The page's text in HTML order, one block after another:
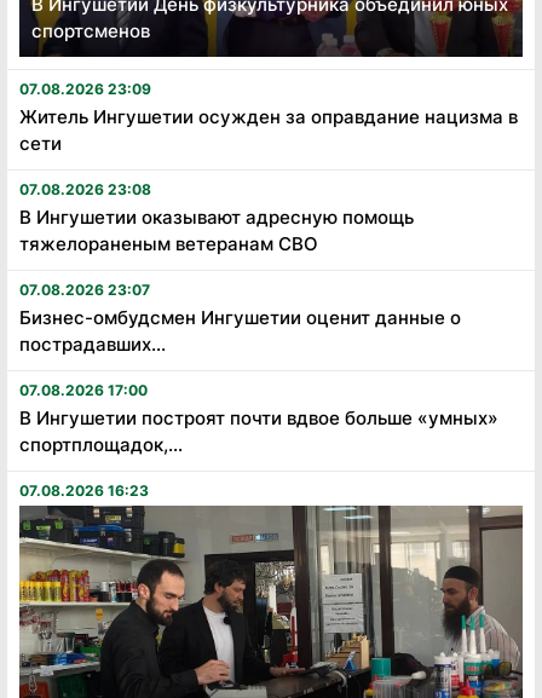
спортсменов
07.08.2026 23:09
Житель Ингушетии осужден за оправдание нацизма в
сети
07.08.2026 23:08
В Ингушетии оказывают адресную помощь
тяжелораненым ветеранам СВО
07.08.2026 23:07
Бизнес-омбудсмен Ингушетии оценит данные о
пострадавших...
07.08.2026 17:00
В Ингушетии построят почти вдвое больше «умных»
спортплощадок,...
07.08.2026 16:23